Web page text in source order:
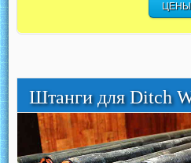
ЦЕНЫ
Штанги для Ditch